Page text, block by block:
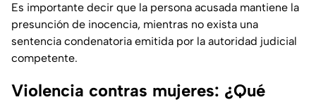
Es importante decir que la persona acusada mantiene la
presunción de inocencia, mientras no exista una
sentencia condenatoria emitida por la autoridad judicial
competente.
Violencia contras mujeres: ¿Qué